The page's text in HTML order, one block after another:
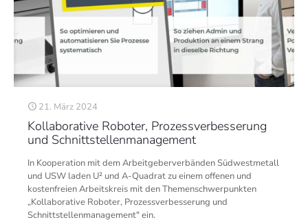
21. März 2024
Kollaborative Roboter, Prozessverbesserung
und Schnittstellenmanagement
In Kooperation mit dem Arbeitgeberverbänden Südwestmetall
und USW laden U² und A-Quadrat zu einem offenen und
kostenfreien Arbeitskreis mit den Themenschwerpunkten
„Kollaborative Roboter, Prozessverbesserung und
Schnittstellenmanagement" ein.